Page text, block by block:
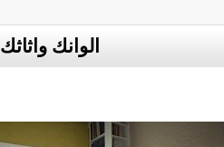
الوانك واثاثك 3